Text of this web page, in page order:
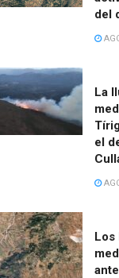
del
La
el
Los